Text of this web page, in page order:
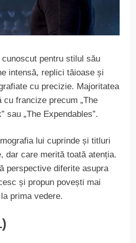
pentru stilul său
intensă, replici tăioase și
cu precizie. Majoritatea
francize precum „The
sau „The Expendables”.
lui cuprinde și titluri
dar care merită toată atenția.
perspective diferite asupra
și propun povești mai
prima vedere.